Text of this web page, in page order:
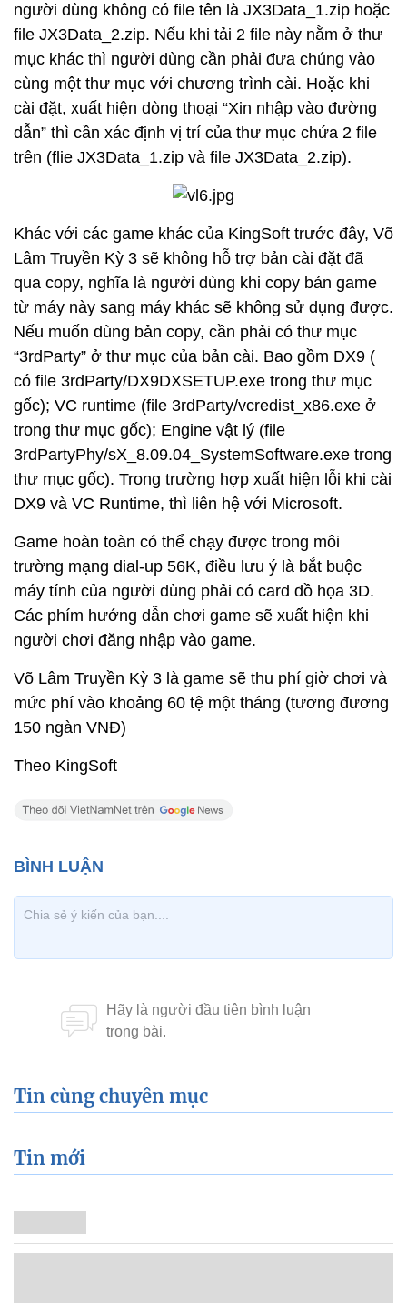
người dùng không có file tên là JX3Data_1.zip hoặc
file JX3Data_2.zip. Nếu khi tải 2 file này nằm ở thư
mục khác thì người dùng cần phải đưa chúng vào
cùng một thư mục với chương trình cài. Hoặc khi
cài đặt, xuất hiện dòng thoại “Xin nhập vào đường
dẫn” thì cần xác định vị trí của thư mục chứa 2 file
trên (flie JX3Data_1.zip và file JX3Data_2.zip).
Khác với các game khác của KingSoft trước đây, Võ
Lâm Truyền Kỳ 3 sẽ không hỗ trợ bản cài đặt đã
qua copy, nghĩa là người dùng khi copy bản game
từ máy này sang máy khác sẽ không sử dụng được.
Nếu muốn dùng bản copy, cần phải có thư mục
“3rdParty” ở thư mục của bản cài. Bao gồm DX9 (
có file 3rdParty/DX9DXSETUP.exe trong thư mục
gốc); VC runtime (file 3rdParty/vcredist_x86.exe ở
trong thư mục gốc); Engine vật lý (file
3rdPartyPhy/sX_8.09.04_SystemSoftware.exe trong
thư mục gốc). Trong trường hợp xuất hiện lỗi khi cài
DX9 và VC Runtime, thì liên hệ với Microsoft.
Game hoàn toàn có thể chạy được trong môi
trường mạng dial-up 56K, điều lưu ý là bắt buộc
máy tính của người dùng phải có card đồ họa 3D.
Các phím hướng dẫn chơi game sẽ xuất hiện khi
người chơi đăng nhập vào game.
Võ Lâm Truyền Kỳ 3 là game sẽ thu phí giờ chơi và
mức phí vào khoảng 60 tệ một tháng (tương đương
150 ngàn VNĐ)
Theo KingSoft
Tin cùng chuyên mục
Tin mới